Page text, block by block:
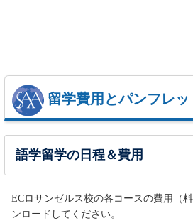
留学費用とパンフレ
語学留学の日程＆費用
ECロサンゼルス校の各コースの費用（
ンロードしてください。